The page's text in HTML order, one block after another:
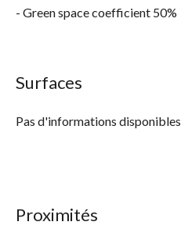
- Green space coefficient 50%
Surfaces
Pas d'informations disponibles
Proximités